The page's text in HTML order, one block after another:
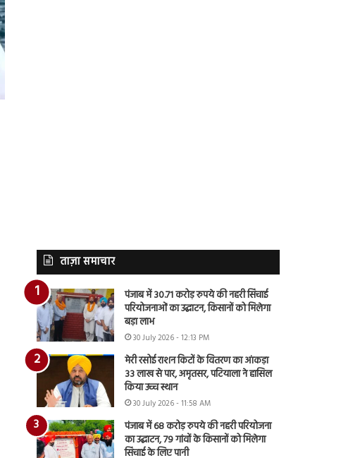
ताज़ा समाचार
पंजाब में 30.71 करोड़ रुपये की नहरी सिंचाई
परियोजनाओं का उद्घाटन, किसानों को मिलेगा
बड़ा लाभ
30 July 2026 - 12:13 PM
मेरी रसोई राशन किटों के वितरण का आंकड़ा
33 लाख से पार, अमृतसर, पटियाला ने हासिल
किया उच्च स्थान
30 July 2026 - 11:58 AM
पंजाब में 68 करोड़ रुपये की नहरी परियोजना
का उद्घाटन, 79 गांवों के किसानों को मिलेगा
सिंचाई के लिए पानी